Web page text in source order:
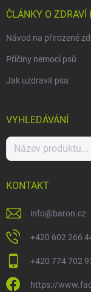
ČLÁNKY O ZDRAVÍ
Návod na přirozené
Příčiny nemocí psů
Jak uzdravit psa
VYHLEDÁVÁNÍ
KONTAKT
info@baron.cz
+420 602 266
+420 774 702
https://